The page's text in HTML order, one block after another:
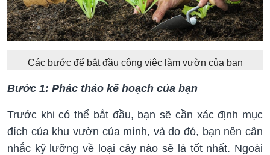
Các bước để bắt đầu công việc làm vườn của bạn
Bước 1: Phác thảo kế hoạch của bạn
Trước khi có thể bắt đầu, bạn sẽ cần xác định mục
đích của khu vườn của mình, và do đó, bạn nên cân
nhắc kỹ lưỡng về loại cây nào sẽ là tốt nhất. Ngoài